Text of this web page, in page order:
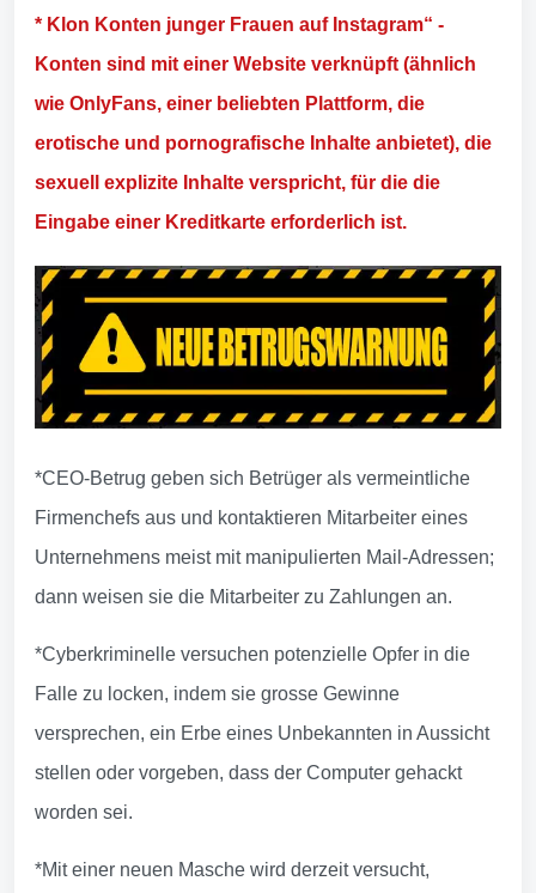
* Klon Konten junger Frauen auf Instagram“ -
Konten sind mit einer Website verknüpft (ähnlich
wie OnlyFans, einer beliebten Plattform, die
erotische und pornografische Inhalte anbietet), die
sexuell explizite Inhalte verspricht, für die die
Eingabe einer Kreditkarte erforderlich ist.
*CEO-Betrug geben sich Betrüger als vermeintliche
Firmenchefs aus und kontaktieren Mitarbeiter eines
Unternehmens meist mit manipulierten Mail-Adressen;
dann weisen sie die Mitarbeiter zu Zahlungen an.
*Cyberkriminelle versuchen potenzielle Opfer in die
Falle zu locken, indem sie grosse Gewinne
versprechen, ein Erbe eines Unbekannten in Aussicht
stellen oder vorgeben, dass der Computer gehackt
worden sei.
*Mit einer neuen Masche wird derzeit versucht,